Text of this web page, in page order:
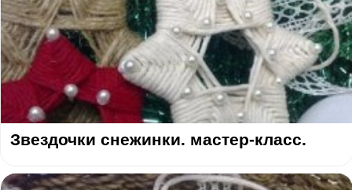
Звездочки снежинки. мастер-класс.